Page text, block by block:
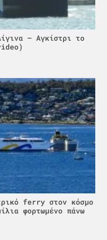
– Αγκίστρι το
ferry στον κόσμο
φορτωμένο πάνω